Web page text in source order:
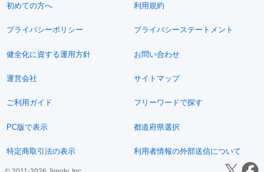
初めての方へ 利用規約
プライバシーポリシー プライバシーステートメント
健全化に資する運用方針 お問い合わせ
運営会社 サイトマップ
ご利用ガイド フリーワードで探す
PC版で表示 都道府県選択
特定商取引法の表示 利用者情報の外部送信について